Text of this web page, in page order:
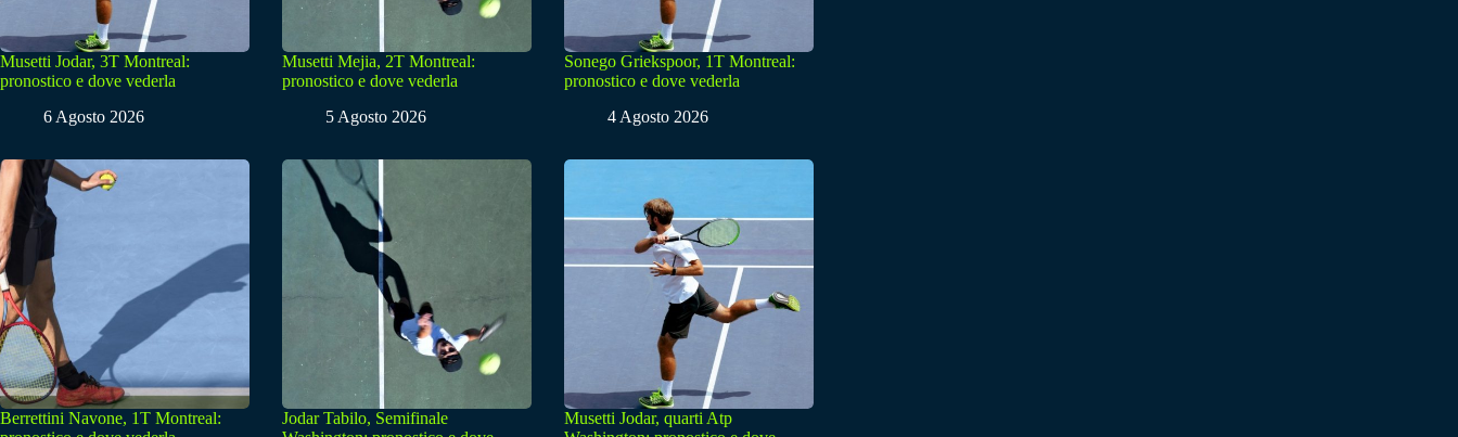
Musetti Jodar, 3T Montreal:
pronostico e dove vederla
6 Agosto 2026
Musetti Mejia, 2T Montreal:
pronostico e dove vederla
5 Agosto 2026
Sonego Griekspoor, 1T Montreal:
pronostico e dove vederla
4 Agosto 2026
Berrettini Navone, 1T Montreal:
Jodar Tabilo, Semifinale
Musetti Jodar, quarti Atp